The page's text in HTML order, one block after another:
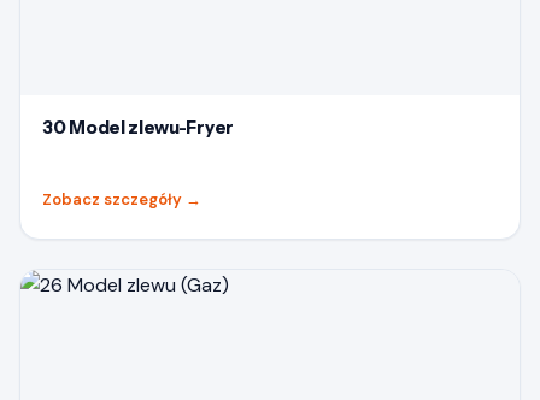
30 Model zlewu-Fryer
Zobacz szczegóły →